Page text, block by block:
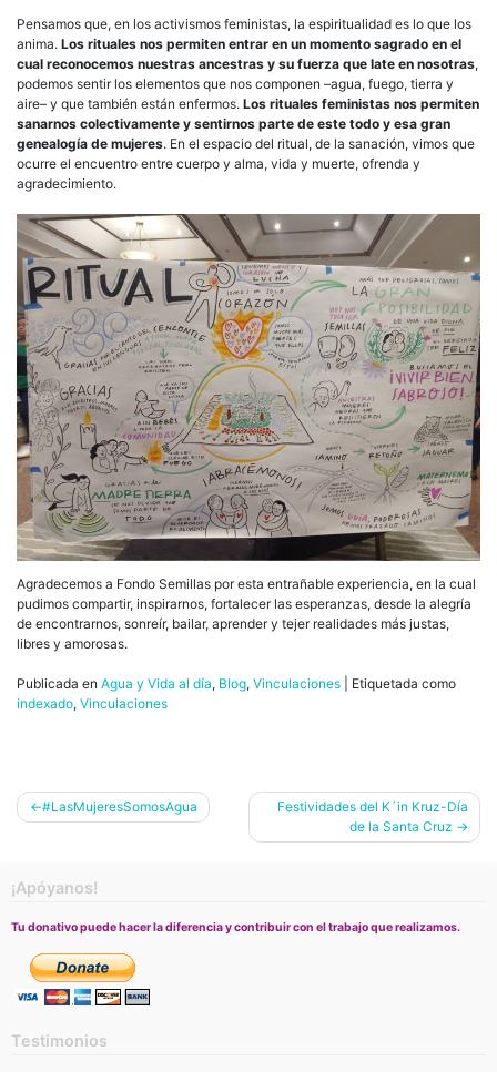
Pensamos que, en los activismos feministas, la espiritualidad es lo que los
anima. Los rituales nos permiten entrar en un momento sagrado en el
cual reconocemos nuestras ancestras y su fuerza que late en nosotras,
podemos sentir los elementos que nos componen –agua, fuego, tierra y
aire– y que también están enfermos. Los rituales feministas nos permiten
sanarnos colectivamente y sentirnos parte de este todo y esa gran
genealogía de mujeres. En el espacio del ritual, de la sanación, vimos que
ocurre el encuentro entre cuerpo y alma, vida y muerte, ofrenda y
agradecimiento.
Agradecemos a Fondo Semillas por esta entrañable experiencia, en la cual
pudimos compartir, inspirarnos, fortalecer las esperanzas, desde la alegría
de encontrarnos, sonreír, bailar, aprender y tejer realidades más justas,
libres y amorosas.
Publicada en Agua y Vida al día, Blog, Vinculaciones
Etiquetada como
indexado, Vinculaciones
Navegación
entradas
#LasMujeresSomosAgua
Festividades del K´in Kruz-Día
de la Santa Cruz
¡Apóyanos!
Tu donativo puede hacer la diferencia y contribuir con el trabajo que realizamos.
Testimonios